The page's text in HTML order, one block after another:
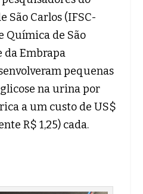
São Carlos (IFSC-
Química de São
da Embrapa
pequenas
na urina por
a um custo de US$
R$ 1,25) cada.